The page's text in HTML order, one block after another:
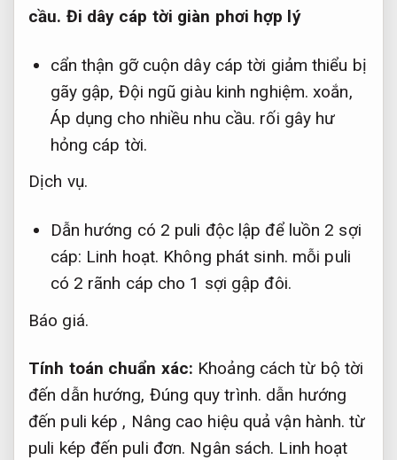
cầu. Đi dây cáp tời giàn phơi hợp lý
cẩn thận gỡ cuộn dây cáp tời giảm thiểu bị
gãy gập, Đội ngũ giàu kinh nghiệm. xoắn,
Áp dụng cho nhiều nhu cầu. rối gây hư
hỏng cáp tời.
Dịch vụ.
Dẫn hướng có 2 puli độc lập để luồn 2 sợi
cáp: Linh hoạt. Không phát sinh. mỗi puli
có 2 rãnh cáp cho 1 sợi gập đôi.
Báo giá.
Tính toán chuẩn xác: Khoảng cách từ bộ tời
đến dẫn hướng, Đúng quy trình. dẫn hướng
đến puli kép , Nâng cao hiệu quả vận hành. từ
puli kép đến puli đơn. Ngân sách. Linh hoạt